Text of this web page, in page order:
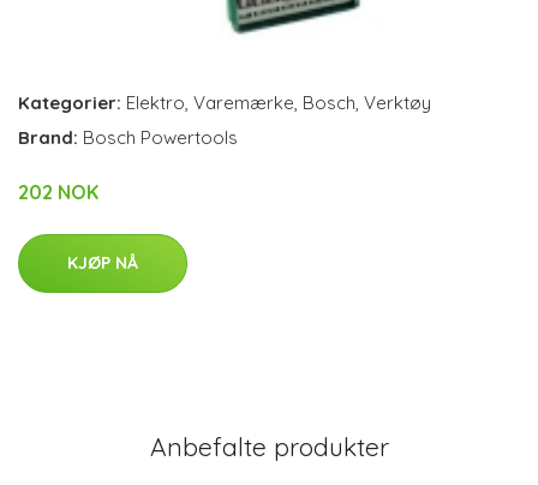
Kategorier: Elektro Varemærke Bosch Verktøy
Brand: Bosch Powertools
202 NOK
KJØP NÅ
Anbefalte produkter